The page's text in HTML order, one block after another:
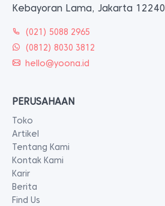
Kebayoran Lama, Jakarta 12240
(021) 5088 2965
(0812) 8030 3812
hello@yoona.id
PERUSAHAAN
Toko
Artikel
Tentang Kami
Kontak Kami
Karir
Berita
Find Us